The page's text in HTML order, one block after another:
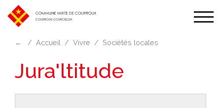
← Accueil Vivre Sociétés locales
Jura'ltitude